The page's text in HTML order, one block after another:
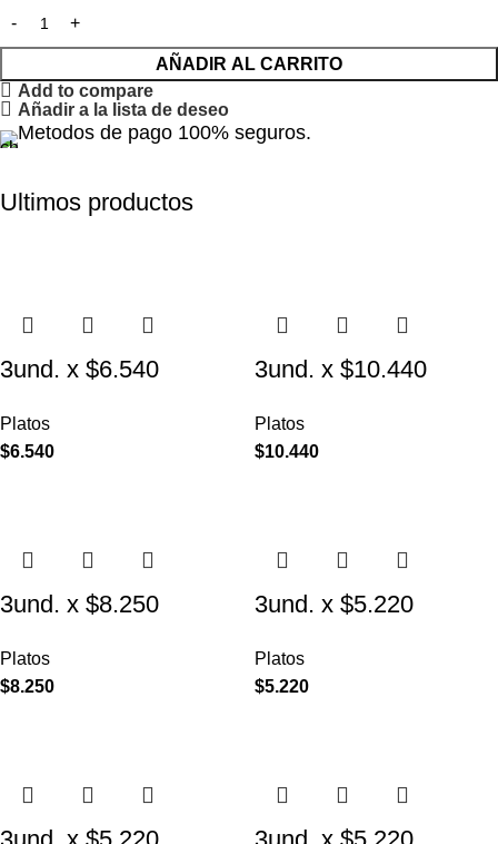
AÑADIR AL CARRITO
Add to compare
Añadir a la lista de deseo
Metodos de pago 100% seguros.
Ultimos productos
3und. x $6.540
Elevado para
Platos
$6.540
3und. x $10.440
Elevado para
Platos
$10.440
3und. x $8.250
Elevado para
Mascotas con Diseño
Platos
$8.250
3und. x $5.220
Elevado para
Mascotas Texturizado
Platos
$5.220